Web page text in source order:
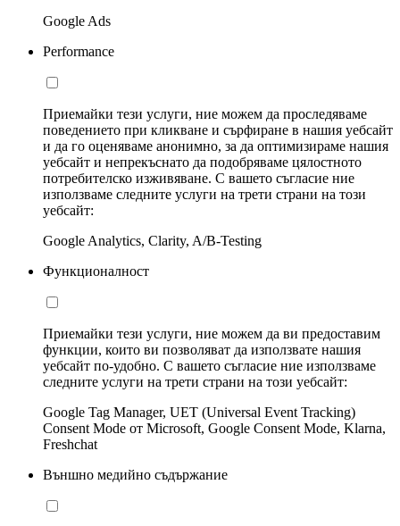
Google Ads
Performance
Приемайки тези услуги, ние можем да проследяваме
поведението при кликване и сърфиране в нашия уебсайт
и да го оценяваме анонимно, за да оптимизираме нашия
уебсайт и непрекъснато да подобряваме цялостното
потребителско изживяване. С вашето съгласие ние
използваме следните услуги на трети страни на този
уебсайт:
Google Analytics, Clarity, A/B-Testing
Функционалност
Приемайки тези услуги, ние можем да ви предоставим
функции, които ви позволяват да използвате нашия
уебсайт по-удобно. С вашето съгласие ние използваме
следните услуги на трети страни на този уебсайт:
Google Tag Manager, UET (Universal Event Tracking)
Consent Mode от Microsoft, Google Consent Mode, Klarna,
Freshchat
Външно медийно съдържание